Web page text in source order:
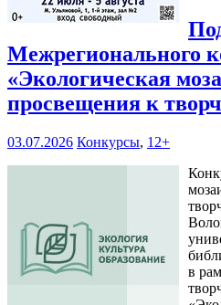
Межрегионального
«Экологическая
просвещения к
03.07.2026 Конкурсы, 12+
в